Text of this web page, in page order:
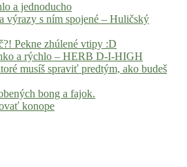
a jednoducho
výrazy s ním spojené – Huličský
Pekne zhúlené vtipy :D
a rýchlo – HERB D-I-HIGH
musíš spraviť predtým, ako budeš
bong a fajok.
konope